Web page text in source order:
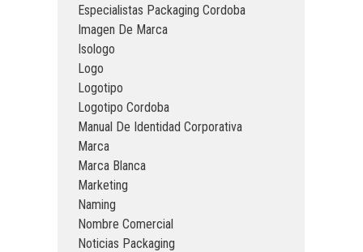
Especialistas Packaging Cordoba
Imagen De Marca
Isologo
Logo
Logotipo
Logotipo Cordoba
Manual De Identidad Corporativa
Marca
Marca Blanca
Marketing
Naming
Nombre Comercial
Noticias Packaging